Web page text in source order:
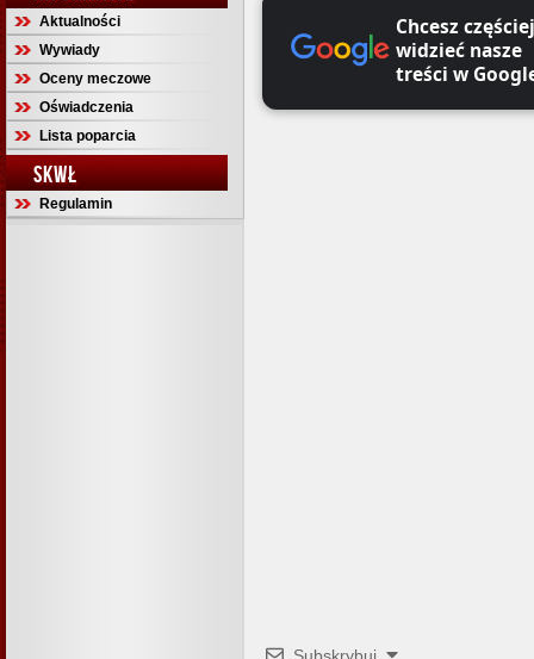
Aktualności
Wywiady
Oceny meczowe
Oświadczenia
Lista poparcia
SKWŁ
Regulamin
Chcesz częściej
widzieć nasze
treści w